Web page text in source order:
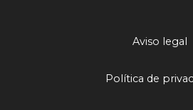
Aviso legal
Política de